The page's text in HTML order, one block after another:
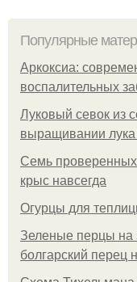
Популярные
Аркоксиа:
воспалительных
Луковый севок из
выращивании
Семь
крыс навсегда
Огурцы для
Зеленые перцы на
болгарский перец